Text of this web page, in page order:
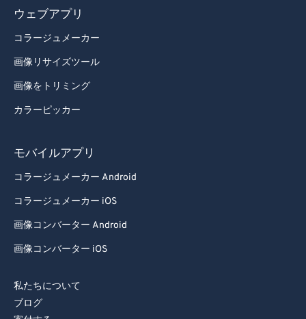
ウェブアプリ
コラージュメーカー
画像リサイズツール
画像をトリミング
カラーピッカー
モバイルアプリ
コラージュメーカー Android
コラージュメーカー iOS
画像コンバーター Android
画像コンバーター iOS
私たちについて
ブログ